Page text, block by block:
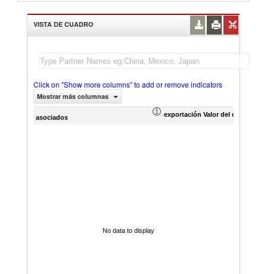
VISTA DE CUADRO
Click on "Show more columns" to add or remove indicators
Mostrar más columnas
asociados exportación Valor del comercio
No data to display